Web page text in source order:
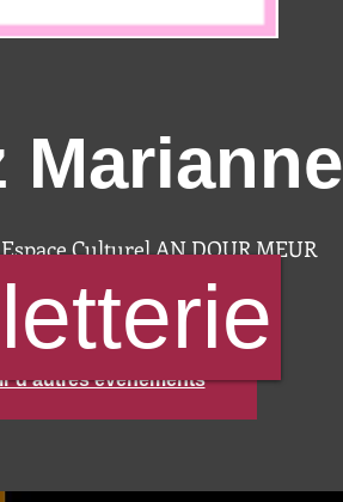
Marianne
Espace Culturel AN DOUR MEUR
billet en vente
d'autres événements